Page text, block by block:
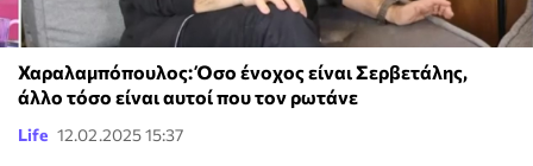
Χαραλαμπόπουλος: Όσο ένοχος είναι Σερβετάλης,
άλλο τόσο είναι αυτοί που τον ρωτάνε
Life 12.02.2025 15:37